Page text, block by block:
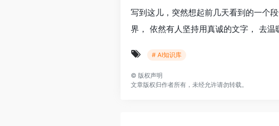
写到这儿，突然想起前几天看到的一个
界， 依然有人坚持用真诚的文字， 去温
# AI知识库
© 版权声明
文章版权归作者所有，未经允许请勿转载。